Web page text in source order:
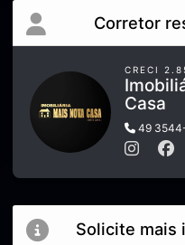
Corretor
CRECI
Casa
49
Solicite mais